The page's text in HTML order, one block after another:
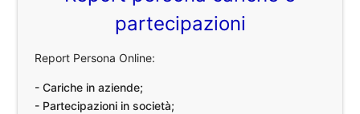
partecipazioni
Report Persona Online:
- Cariche in aziende;
- Partecipazioni in società;